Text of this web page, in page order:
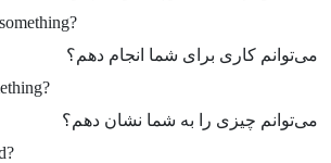
می‌توانم کاری برای شما انجام دهم؟
می‌توانم چیزی را به شما نشان دهم؟